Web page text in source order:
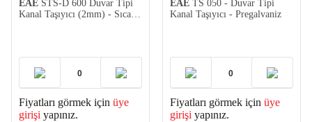
EAE STS-D 600 Duvar Tipi
Kanal Taşıyıcı (2mm) - Sıcak
Fiyatları görmek için üye
girişi yapınız.
EAE TS 050 - Duvar Tipi
Kanal Taşıyıcı - Pregalvaniz
Fiyatları görmek için üye
girişi yapınız.